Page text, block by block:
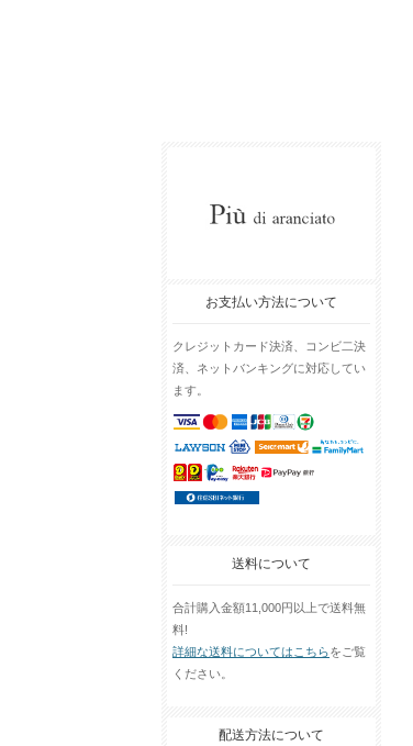
お支払い方法について
クレジットカード決済、コンビ二決
済、ネットバンキングに対応してい
ます。
送料について
合計購入金額11,000円以上で送料無
料!
詳細な送料についてはこちらをご覧
ください。
配送方法について